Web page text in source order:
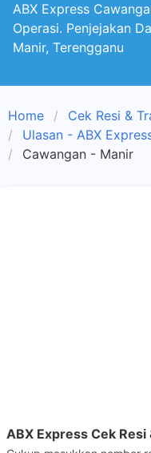
ABX Express
Operasi. Penjejakan
Manir, Terengganu
Home
Cek Resi &
Ulasan - ABX
Cawangan - Manir
ABX Express Cek